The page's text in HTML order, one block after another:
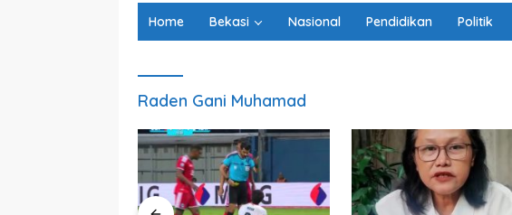
Bekasi
Home Bekasi Nasional Pendidikan Politik
Raden Gani Muhamad